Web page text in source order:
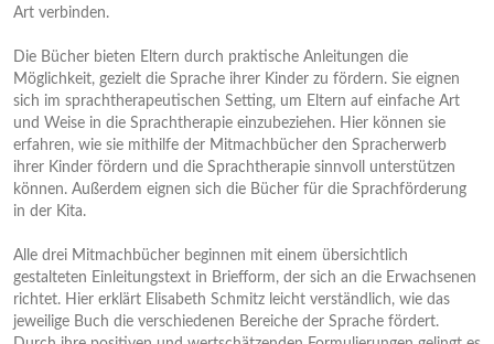
Art verbinden.
Die Bücher bieten Eltern durch praktische Anleitungen die
Möglichkeit, gezielt die Sprache ihrer Kinder zu fördern. Sie eignen
sich im sprachtherapeutischen Setting, um Eltern auf einfache Art
und Weise in die Sprachtherapie einzubeziehen. Hier können sie
erfahren, wie sie mithilfe der Mitmachbücher den Spracherwerb
ihrer Kinder fördern und die Sprachtherapie sinnvoll unterstützen
können. Außerdem eignen sich die Bücher für die Sprachförderung
in der Kita.
Alle drei Mitmachbücher beginnen mit einem übersichtlich
gestalteten Einleitungstext in Briefform, der sich an die Erwachsenen
richtet. Hier erklärt Elisabeth Schmitz leicht verständlich, wie das
jeweilige Buch die verschiedenen Bereiche der Sprache fördert.